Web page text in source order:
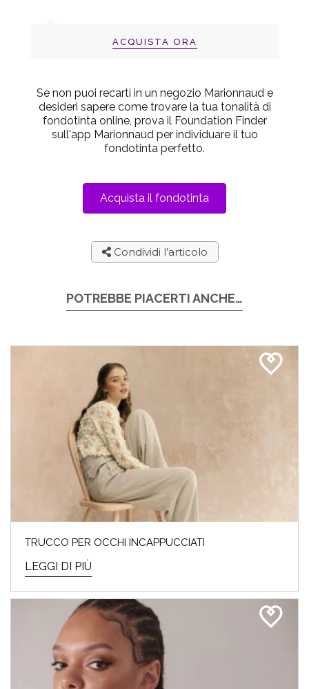
ACQUISTA ORA
Se non puoi recarti in un negozio Marionnaud e
desideri sapere come trovare la tua tonalità di
fondotinta online, prova il Foundation Finder
sull'app Marionnaud per individuare il tuo
fondotinta perfetto.
Acquista il fondotinta
Condividi l’articolo
POTREBBE PIACERTI ANCHE…
TRUCCO PER OCCHI INCAPPUCCIATI
LEGGI DI PIÙ